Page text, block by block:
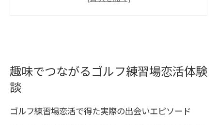
参加者の声から見るゴルフ練習場恋活の成
ゴルフ練習場恋活が自然体でいられる理由
趣味でつながるゴルフ練習場恋活体験
談
ゴルフ練習場恋活で得た実際の出会いエピソード